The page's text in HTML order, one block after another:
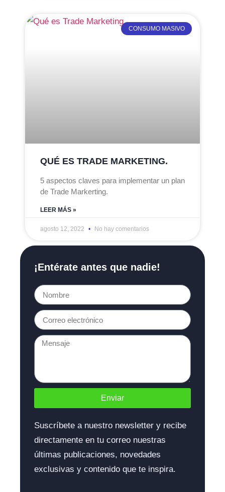
¡Entérate antes que nadie!
Enviar
Suscríbete a nuestro newsletter y recibe
directamente en tu correo nuestras
últimas publicaciones, novedades
exclusivas y contenido que te inspira.
CONSUMO MASIVO
QUÉ ES TRADE MARKETING.
5 aspectos claves para implementar un plan
de Trade Markerting.
LEER MÁS »
agosto 12, 2022 No hay comentarios